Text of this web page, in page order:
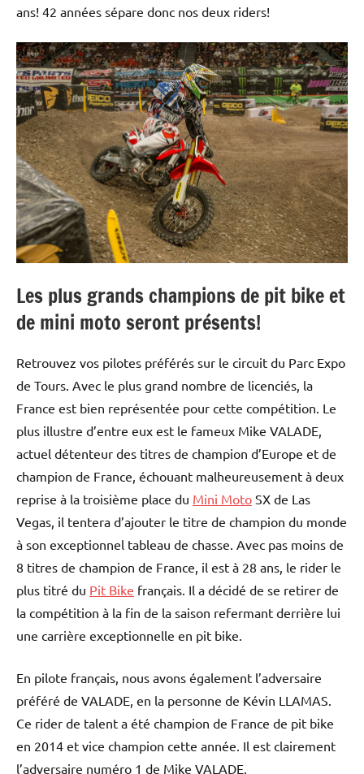
ans! 42 années sépare donc nos deux riders!
Les plus grands champions de pit bike et
de mini moto seront présents!
Retrouvez vos pilotes préférés sur le circuit du Parc Expo
de Tours. Avec le plus grand nombre de licenciés, la
France est bien représentée pour cette compétition. Le
plus illustre d’entre eux est le fameux Mike VALADE,
actuel détenteur des titres de champion d’Europe et de
champion de France, échouant malheureusement à deux
reprise à la troisième place du Mini Moto SX de Las
Vegas, il tentera d’ajouter le titre de champion du monde
à son exceptionnel tableau de chasse. Avec pas moins de
8 titres de champion de France, il est à 28 ans, le rider le
plus titré du Pit Bike français. Il a décidé de se retirer de
la compétition à la fin de la saison refermant derrière lui
une carrière exceptionnelle en pit bike.
En pilote français, nous avons également l’adversaire
préféré de VALADE, en la personne de Kévin LLAMAS.
Ce rider de talent a été champion de France de pit bike
en 2014 et vice champion cette année. Il est clairement
l’adversaire numéro 1 de Mike VALADE.